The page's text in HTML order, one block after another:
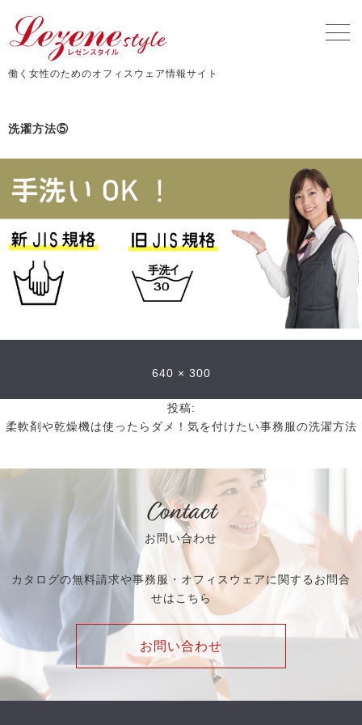
働く女性のためのオフィスウェア情報サイト
洗濯方法⑤
640 × 300
投稿:
柔軟剤や乾燥機は使ったらダメ！気を付けたい事務服の洗濯方法
Contact
お問い合わせ
カタログの無料請求や事務服・オフィスウェアに関するお問合
せはこちら
お問い合わせ